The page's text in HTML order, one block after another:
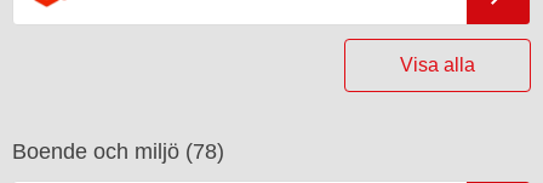
Visa alla
Boende och miljö (78)